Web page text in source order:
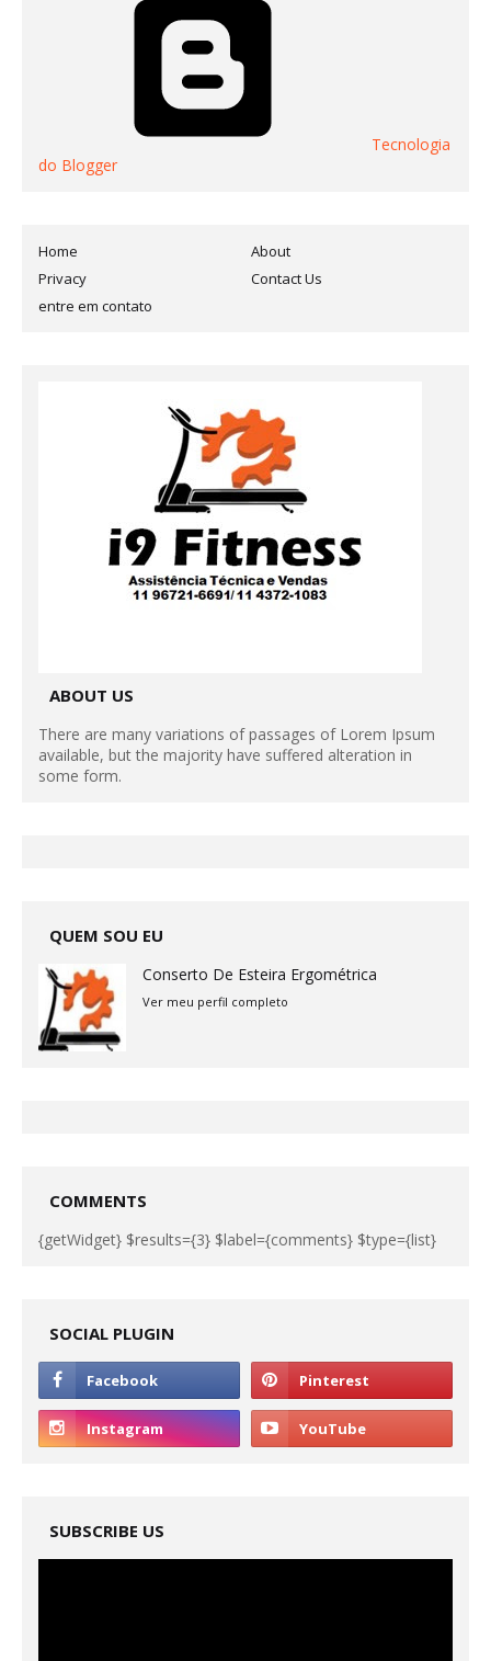
Tecnologia
do Blogger
Home
About
Privacy
Contact Us
entre em contato
ABOUT US
There are many variations of passages of Lorem Ipsum
available, but the majority have suffered alteration in
some form.
QUEM SOU EU
Conserto De Esteira Ergométrica
Ver meu perfil completo
COMMENTS
{getWidget} $results={3} $label={comments} $type={list}
SOCIAL PLUGIN
SUBSCRIBE US